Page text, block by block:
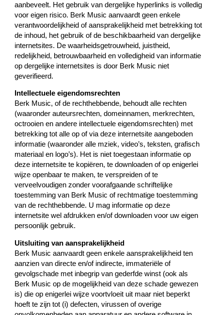
aanbeveelt. Het gebruik van dergelijke hyperlinks is volledig
voor eigen risico. Berk Music aanvaardt geen enkele
verantwoordelijkheid of aansprakelijkheid met betrekking tot
de inhoud, het gebruik of de beschikbaarheid van dergelijke
internetsites. De waarheidsgetrouwheid, juistheid,
redelijkheid, betrouwbaarheid en volledigheid van informatie
op dergelijke internetsites is door Berk Music niet
geverifieerd.
Intellectuele eigendomsrechten
Berk Music, of de rechthebbende, behoudt alle rechten
(waaronder auteursrechten, domeinnamen, merkrechten,
octrooien en andere intellectuele eigendomsrechten) met
betrekking tot alle op of via deze internetsite aangeboden
informatie (waaronder alle mziek, video’s, teksten, grafisch
materiaal en logo’s). Het is niet toegestaan informatie op
deze internetsite te kopiëren, te downloaden of op enigerlei
wijze openbaar te maken, te verspreiden of te
verveelvoudigen zonder voorafgaande schriftelijke
toestemming van Berk Music of rechtmatige toestemming
van de rechthebbende. U mag informatie op deze
internetsite wel afdrukken en/of downloaden voor uw eigen
persoonlijk gebruik.
Uitsluiting van aansprakelijkheid
Berk Music aanvaardt geen enkele aansprakelijkheid ten
aanzien van directe en/of indirecte, immateriële of
gevolgschade met inbegrip van gederfde winst (ook als
Berk Music op de mogelijkheid van deze schade gewezen
is) die op enigerlei wijze voortvloeit uit maar niet beperkt
hoeft te zijn tot (i) defecten, virussen of overige